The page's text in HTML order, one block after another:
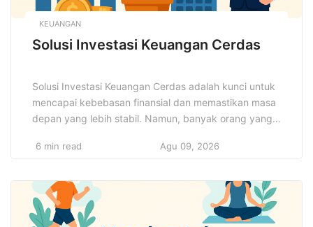
KEUANGAN
Solusi Investasi Keuangan Cerdas
Solusi Investasi Keuangan Cerdas adalah kunci untuk
mencapai kebebasan finansial dan memastikan masa
depan yang lebih stabil. Namun, banyak orang yang
tepat. Solusi investasi keuangan cerdas adalah pilihan
tujuan finansial dalam jangka panjang. Bagi mereka
yang ingin memulai, memahami berbagai jenis
investasi […]
6 min read Agu 09, 2026